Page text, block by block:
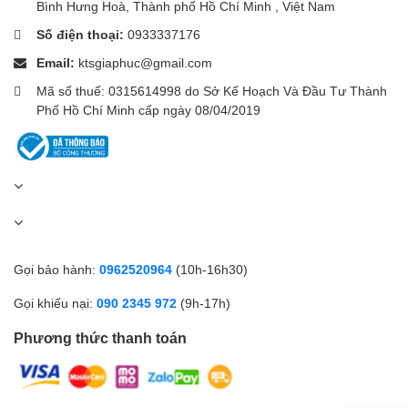
cuộc đối thoại của bạn rõ ràng như thể bạn đang giao tiếp trực
tiếp.
Phát hiện con người AI để
lọc cảnh báo sai một cách
hiệu quả Chỉ cảnh báo bạn
Khi phát hiện có người trong trường quan sát, thuật toán phát
hiện con người AI thế hệ mới sẽ tự động bắt đầu ghi cảnh báo
Cảnh báo bằng âm thanh
Bình Hưng Hoà, Thành phố Hồ Chí Minh , Việt Nam
Số điện thoại: 0933337176
Email: ktsgiaphuc@gmail.com
Mã số thuế: 0315614998 do Sở Kế Hoạch Và Đầu Tư Thành
Phố Hồ Chí Minh cấp ngày 08/04/2019
Gọi bảo hành: 0962520964 (10h-16h30)
Gọi khiếu nại: 090 2345 972 (9h-17h)
Phương thức thanh toán